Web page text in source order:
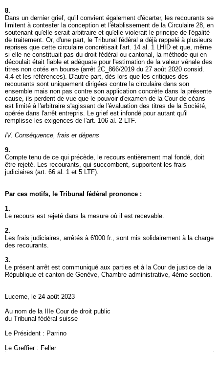
8.
Dans un dernier grief, qu'il convient également d'écarter, les recourants se
limitent à contester la conception et l'établissement de la Circulaire 28, en
soutenant qu'elle serait arbitraire et qu'elle violerait le principe de l'égalité
de traitement. Or, d'une part, le Tribunal fédéral a déjà rappelé à plusieurs
reprises que cette circulaire concrétisait l'art. 14 al. 1 LHID et que, même
si elle ne constituait pas du droit fédéral ou cantonal, la méthode qui en
découlait était fiable et adéquate pour l'estimation de la valeur vénale des
titres non cotés en bourse (arrêt 2C_866/2019 du 27 août 2020 consid.
4.4 et les références). D'autre part, dès lors que les critiques des
recourants sont uniquement dirigées contre la circulaire dans son
ensemble mais non pas contre son application concrète dans la présente
cause, ils perdent de vue que le pouvoir d'examen de la Cour de céans
est limité à l'arbitraire s'agissant de l'évaluation des titres de la Société,
opérée dans l'arrêt entrepris. Le grief est infondé pour autant qu'il
remplisse les exigences de l'art. 106 al. 2 LTF.
IV. Conséquence, frais et dépens
9.
Compte tenu de ce qui précède, le recours entièrement mal fondé, doit
être rejeté. Les recourants, qui succombent, supportent les frais
judiciaires (art. 66 al. 1 et 5 LTF).
Par ces motifs, le Tribunal fédéral prononce :
1.
Le recours est rejeté dans la mesure où il est recevable.
2.
Les frais judiciaires, arrêtés à 6'000 fr., sont mis solidairement à la charge
des recourants.
3.
Le présent arrêt est communiqué aux parties et à la Cour de justice de la
République et canton de Genève, Chambre administrative, 4ème section.
Lucerne, le 24 août 2023
Au nom de la IIIe Cour de droit public
du Tribunal fédéral suisse
Le Président : Parrino
Le Greffier : Feller